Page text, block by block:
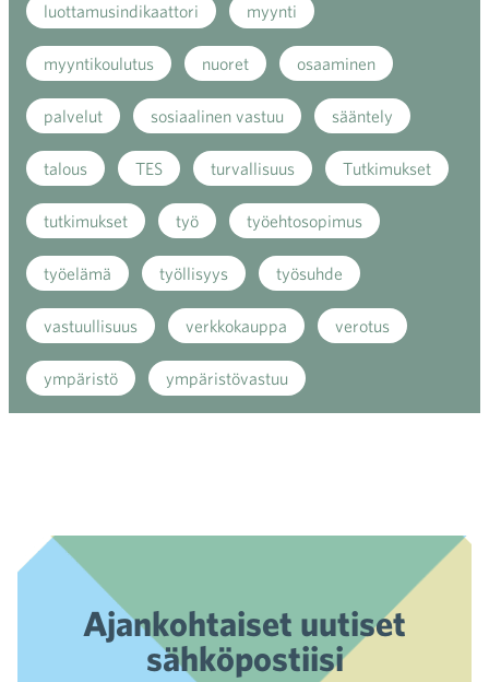
luottamusindikaattori myynti
myyntikoulutus nuoret osaaminen
palvelut sosiaalinen vastuu sääntely
talous TES turvallisuus Tutkimukset
tutkimukset työ työehtosopimus
työelämä työllisyys työsuhde
vastuullisuus verkkokauppa verotus
ympäristö ympäristövastuu
Ajankohtaiset uutiset
sähköpostiisi